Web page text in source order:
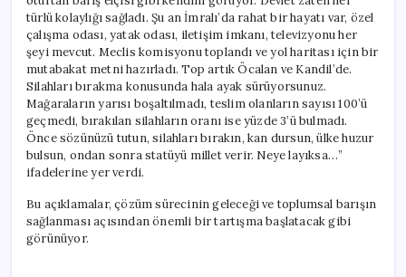
türlü kolaylığı sağladı. Şu an İmralı’da rahat bir hayatı var, özel
çalışma odası, yatak odası, iletişim imkanı, televizyonu her
şeyi mevcut. Meclis komisyonu toplandı ve yol haritası için bir
mutabakat metni hazırladı. Top artık Öcalan ve Kandil’de.
Silahları bırakma konusunda hala ayak sürüyorsunuz.
Mağaraların yarısı boşaltılmadı, teslim olanların sayısı 100’ü
geçmedi, bırakılan silahların oranı ise yüzde 3’ü bulmadı.
Önce sözünüzü tutun, silahları bırakın, kan dursun, ülke huzur
bulsun, ondan sonra statüyü millet verir. Neye layıksa…”
ifadelerine yer verdi.
Bu açıklamalar, çözüm sürecinin geleceği ve toplumsal barışın
sağlanması açısından önemli bir tartışma başlatacak gibi
görünüyor.